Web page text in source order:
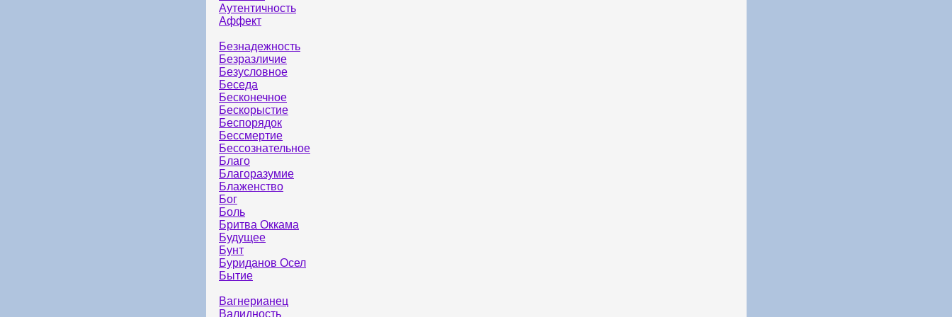
Аутентичность
Аффект
Безнадежность
Безразличие
Безусловное
Беседа
Бесконечное
Бескорыстие
Беспорядок
Бессмертие
Бессознательное
Благо
Благоразумие
Блаженство
Бог
Боль
Бритва Оккама
Будущее
Бунт
Буриданов Осел
Бытие
Вагнерианец
Валидность